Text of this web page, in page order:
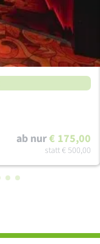
ab nur€ 175,00
statt€ 500,00